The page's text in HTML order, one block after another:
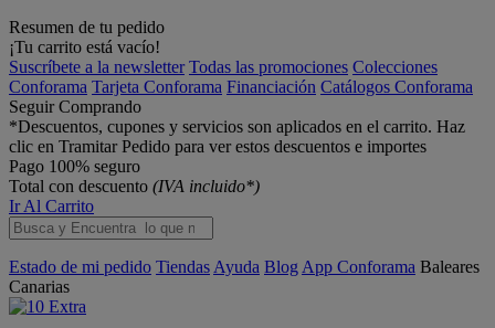
Resumen de tu pedido
¡Tu carrito está vacío!
Suscríbete a la newsletter Todas las promociones Colecciones
Conforama Tarjeta Conforama Financiación Catálogos Conforama
Seguir Comprando
*Descuentos, cupones y servicios son aplicados en el carrito. Haz
clic en Tramitar Pedido para ver estos descuentos e importes
Pago 100% seguro
Total con descuento (IVA incluido*)
Ir Al Carrito
Estado de mi pedido Tiendas Ayuda Blog App Conforama Baleares
Canarias